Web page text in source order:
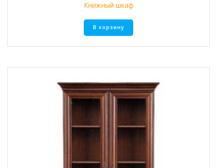
Книжный шкаф
В корзину